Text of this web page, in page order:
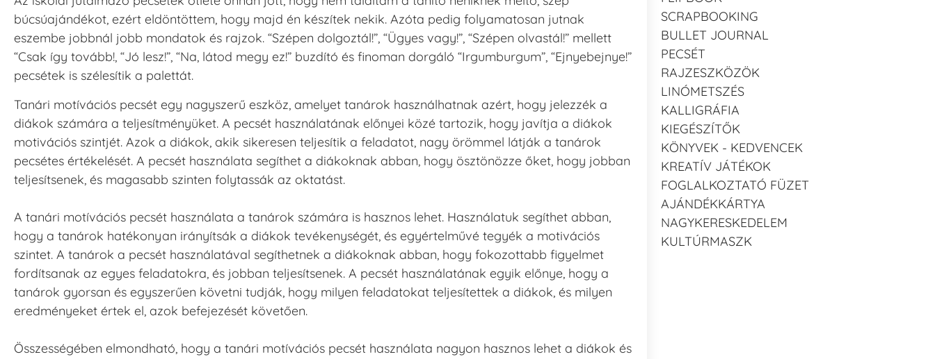
búcsúajándékot, ezért eldöntöttem, hogy majd én készítek nekik. Azóta pedig folyamatosan jutnak
eszembe jobbnál jobb mondatok és rajzok. “Szépen dolgoztál!”, “Ügyes vagy!”, “Szépen olvastál!” mellett
“Csak így tovább!, “Jó lesz!”, “Na, látod megy ez!” buzdító és finoman dorgáló “Irgumburgum”, “Ejnyebejnye!”
pecsétek is szélesítik a palettát.
Tanári motívációs pecsét egy nagyszerű eszköz, amelyet tanárok használhatnak azért, hogy jelezzék a
diákok számára a teljesítményüket. A pecsét használatának előnyei közé tartozik, hogy javítja a diákok
motivációs szintjét. Azok a diákok, akik sikeresen teljesítik a feladatot, nagy örömmel látják a tanárok
pecsétes értékelését. A pecsét használata segíthet a diákoknak abban, hogy ösztönözze őket, hogy jobban
teljesítsenek, és magasabb szinten folytassák az oktatást.
A tanári motívációs pecsét használata a tanárok számára is hasznos lehet. Használatuk segíthet abban,
hogy a tanárok hatékonyan irányítsák a diákok tevékenységét, és egyértelművé tegyék a motivációs
szintet. A tanárok a pecsét használatával segíthetnek a diákoknak abban, hogy fokozottabb figyelmet
fordítsanak az egyes feladatokra, és jobban teljesítsenek. A pecsét használatának egyik előnye, hogy a
tanárok gyorsan és egyszerűen követni tudják, hogy milyen feladatokat teljesítettek a diákok, és milyen
eredményeket értek el, azok befejezését követően.
Összességében elmondható, hogy a tanári motívációs pecsét használata nagyon hasznos lehet a diákok és
SCRAPBOOKING
BULLET JOURNAL
PECSÉT
RAJZESZKÖZÖK
LINÓMETSZÉS
KALLIGRÁFIA
KIEGÉSZÍTŐK
KÖNYVEK - KEDVENCEK
KREATÍV JÁTÉKOK
FOGLALKOZTATÓ FÜZET
AJÁNDÉKKÁRTYA
NAGYKERESKEDELEM
KULTÚRMASZK